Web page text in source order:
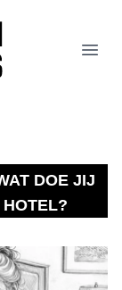
DOE JIJ